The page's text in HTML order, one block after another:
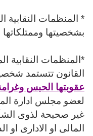
* المنظمات النقابية
بشخصيتها وممتلكاتها
*المنظمات النقابية
القانون تتستمد
عقوبتها الحبس وغرامة من5
لعضو مجلس ادارة
غير صحيحة لذوى
المالى او الادارى